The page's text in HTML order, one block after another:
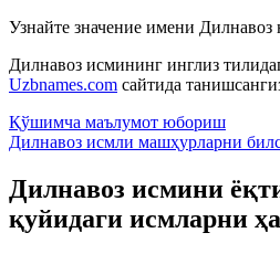
Узнайте значение имени Дилнавоз
Дилнавоз исмининг инглиз
Uzbnames.com сайтида
Қўшимча маълумот юбориш
Дилнавоз исмли машҳурларни
Дилнавоз исмини
қуйидаги исмларни